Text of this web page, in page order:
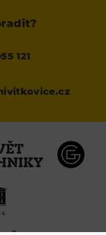
121